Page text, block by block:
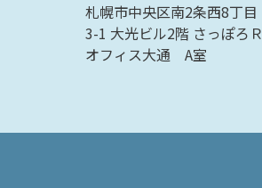
札幌市中央区南2条西8丁目
3-1 大光ビル2階 さっぽろＲ
オフィス大通 A室